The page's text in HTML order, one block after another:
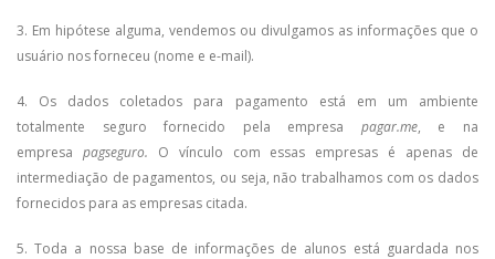
3. Em hipótese alguma, vendemos ou divulgamos as informações que o
usuário nos forneceu (nome e e-mail).
4. Os dados coletados para pagamento está em um ambiente
totalmente seguro fornecido pela empresa pagar.me, e na
empresa pagseguro. O vínculo com essas empresas é apenas de
intermediação de pagamentos, ou seja, não trabalhamos com os dados
fornecidos para as empresas citada.
5. Toda a nossa base de informações de alunos está guardada nos